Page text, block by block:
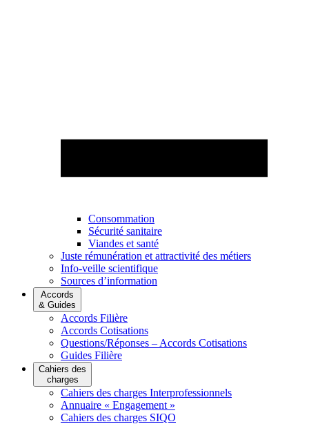
Consommation
Sécurité sanitaire
Viandes et santé
Juste rémunération et attractivité des métiers
Info-veille scientifique
Sources d’information
Accords
& Guides
Accords Filière
Accords Cotisations
Questions/Réponses – Accords Cotisations
Guides Filière
Cahiers des
charges
Cahiers des charges Interprofessionnels
Annuaire « Engagement »
Cahiers des charges SIQO